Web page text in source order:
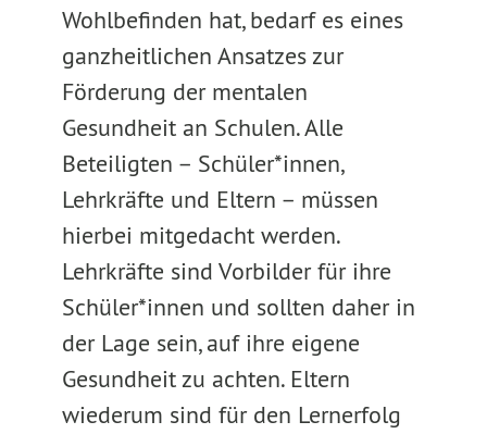
Wohlbefinden hat, bedarf es eines
ganzheitlichen Ansatzes zur
Förderung der mentalen
Gesundheit an Schulen. Alle
Beteiligten – Schüler*innen,
Lehrkräfte und Eltern – müssen
hierbei mitgedacht werden.
Lehrkräfte sind Vorbilder für ihre
Schüler*innen und sollten daher in
der Lage sein, auf ihre eigene
Gesundheit zu achten. Eltern
wiederum sind für den Lernerfolg